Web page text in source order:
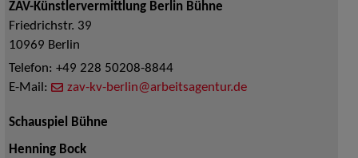
ZAV-Künstlervermittlung Berlin Bühne
Friedrichstr. 39
10969 Berlin
Telefon: +49 228 50208-8844
E-Mail:
zav-kv-berlin@arbeitsagentur.de
Schauspiel Bühne
Henning Bock